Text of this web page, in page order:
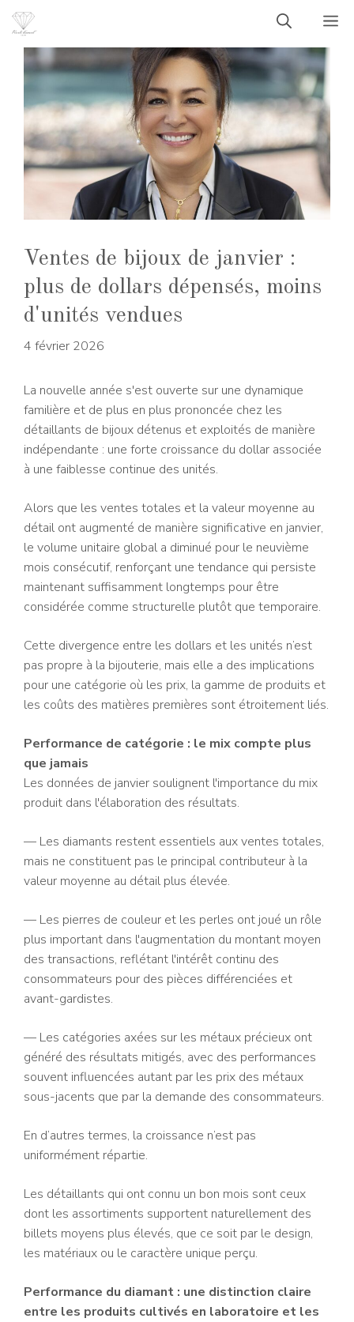
Aller
contenu
Ventes de bijoux de janvier :
plus de dollars dépensés, moins
d'unités vendues
4 février 2026
La nouvelle année s'est ouverte sur une dynamique
familière et de plus en plus prononcée chez les
détaillants de bijoux détenus et exploités de manière
indépendante : une forte croissance du dollar associée
à une faiblesse continue des unités.
Alors que les ventes totales et la valeur moyenne au
détail ont augmenté de manière significative en janvier,
le volume unitaire global a diminué pour le neuvième
mois consécutif, renforçant une tendance qui persiste
maintenant suffisamment longtemps pour être
considérée comme structurelle plutôt que temporaire.
Cette divergence entre les dollars et les unités n’est
pas propre à la bijouterie, mais elle a des implications
pour une catégorie où les prix, la gamme de produits et
les coûts des matières premières sont étroitement liés.
Performance de catégorie : le mix compte plus
que jamais
Les données de janvier soulignent l'importance du mix
produit dans l'élaboration des résultats.
— Les diamants restent essentiels aux ventes totales,
mais ne constituent pas le principal contributeur à la
valeur moyenne au détail plus élevée.
— Les pierres de couleur et les perles ont joué un rôle
plus important dans l'augmentation du montant moyen
des transactions, reflétant l'intérêt continu des
consommateurs pour des pièces différenciées et
avant-gardistes.
— Les catégories axées sur les métaux précieux ont
généré des résultats mitigés, avec des performances
souvent influencées autant par les prix des métaux
sous-jacents que par la demande des consommateurs.
En d’autres termes, la croissance n’est pas
uniformément répartie.
Les détaillants qui ont connu un bon mois sont ceux
dont les assortiments supportent naturellement des
billets moyens plus élevés, que ce soit par le design,
les matériaux ou le caractère unique perçu.
Performance du diamant : une distinction claire
entre les produits cultivés en laboratoire et les